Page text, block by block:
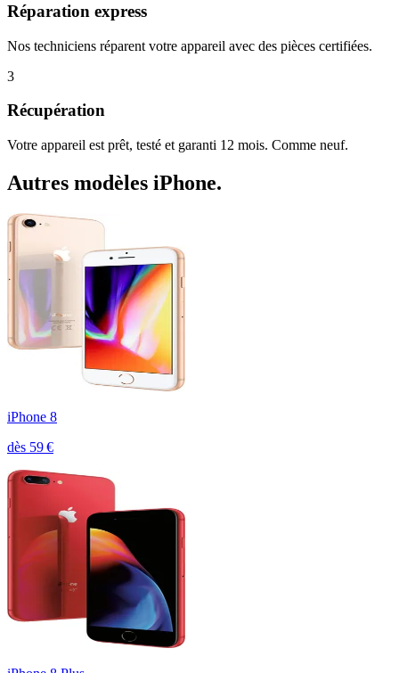
Réparation express
Nos techniciens réparent votre appareil avec des pièces certifiées.
3
Récupération
Votre appareil est prêt, testé et garanti 12 mois. Comme neuf.
Autres modèles iPhone.
iPhone 8
dès 59€